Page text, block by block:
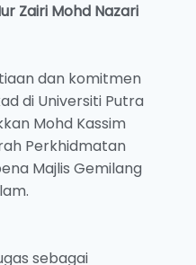
Zairi Mohd Nazari
dan komitmen
di Universiti Putra
Mohd Kassim
Perkhidmatan
Majlis Gemilang
sebagai